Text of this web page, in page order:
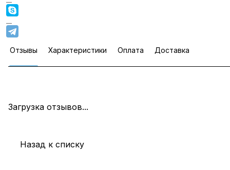
Отзывы Характеристики Оплата Доставка
Загрузка отзывов...
Назад к списку